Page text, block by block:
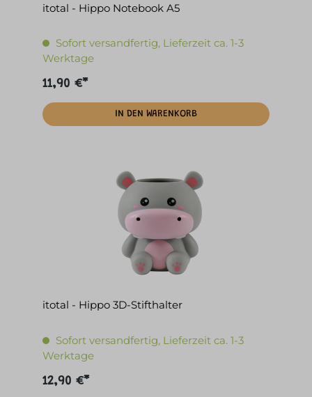
itotal - Hippo Notebook A5
Sofort versandfertig, Lieferzeit ca. 1-3
Werktage
11,90 €*
IN DEN WARENKORB
itotal - Hippo 3D-Stifthalter
Sofort versandfertig, Lieferzeit ca. 1-3
Werktage
12,90 €*